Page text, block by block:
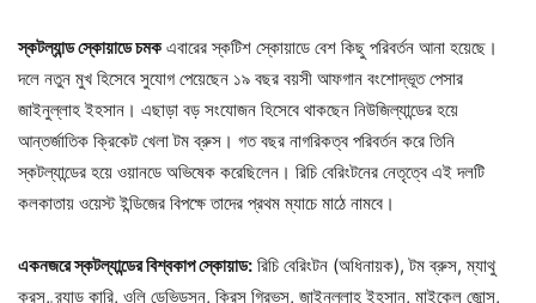
স্কটল্যান্ড স্কোয়াডে চমকএবারের স্কটিশ স্কোয়াডে বেশ কিছু পরিবর্তন আনা হয়েছে।
দলে নতুন মুখ হিসেবে সুযোগ পেয়েছেন ১৯ বছর বয়সী আফগান বংশোদ্ভূত পেসার
জাইনুল্লাহ ইহসান। এছাড়া বড় সংযোজন হিসেবে থাকছেন নিউজিল্যান্ডের হয়ে
আন্তর্জাতিক ক্রিকেট খেলা টম ব্রুস। গত বছর নাগরিকত্ব পরিবর্তন করে তিনি
স্কটল্যান্ডের হয়ে ওয়ানডে অভিষেক করেছিলেন। রিচি বেরিংটনের নেতৃত্বে এই দলটি
কলকাতায় ওয়েস্ট ইন্ডিজের বিপক্ষে তাদের প্রথম ম্যাচে মাঠে নামবে।
একনজরে স্কটল্যান্ডের বিশ্বকাপ স্কোয়াড: রিচি বেরিংটন (অধিনায়ক), টম ব্রুস, ম্যাথু
ক্রস, ব্র্যাড কারি, ওলি ডেভিডসন, ক্রিস গ্রিভস, জাইনুল্লাহ ইহসান, মাইকেল জোন্স,